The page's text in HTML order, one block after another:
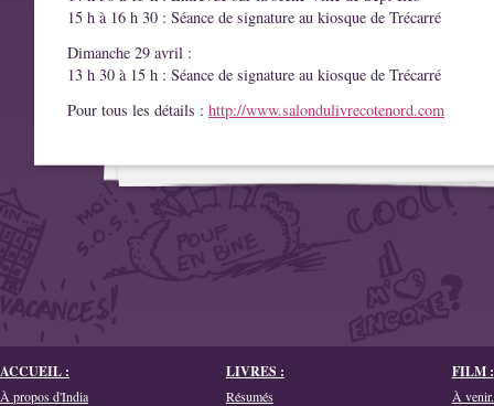
15 h à 16 h 30 : Séance de signature au kiosque de Trécarré
Dimanche 29 avril :
13 h 30 à 15 h : Séance de signature au kiosque de Trécarré
Pour tous les détails : http://www.salondulivrecotenord.com
ACCUEIL :
À propos d'India
LIVRES :
Résumés
FILM :
À